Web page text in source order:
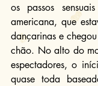
os passos
americana, que
dançarinas e
chão. No alto do
espectadores, o
quase toda